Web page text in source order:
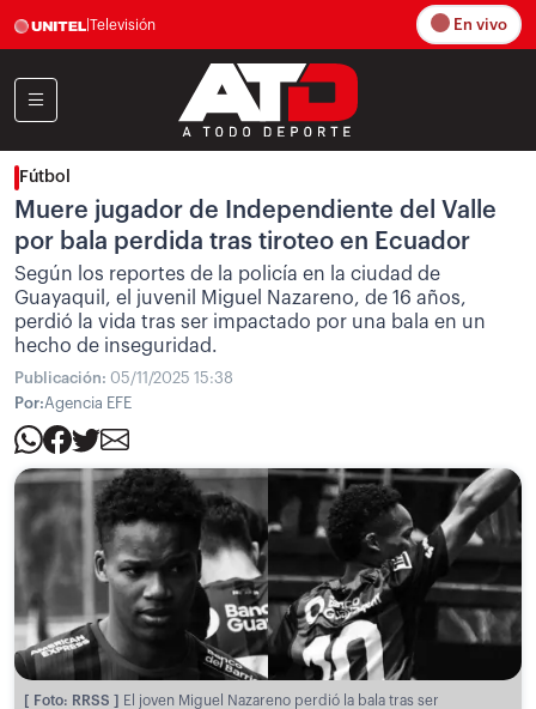
Televisión En vivo
Fútbol
Muere jugador de Independiente del Valle
por bala perdida tras tiroteo en Ecuador
Según los reportes de la policía en la ciudad de
Guayaquil, el juvenil Miguel Nazareno, de 16 años,
perdió la vida tras ser impactado por una bala en un
hecho de inseguridad.
Publicación: 05/11/2025 15:38
Por:Agencia EFE
[ Foto: RRSS ]
El joven Miguel Nazareno perdió la bala tras ser